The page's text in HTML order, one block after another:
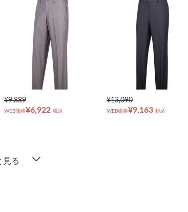
¥9,889
WEB価格¥6,922 税込
¥13,090
WEB価格¥9,163 税込
見る